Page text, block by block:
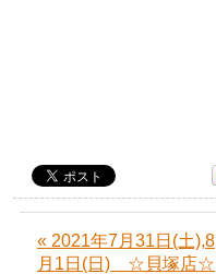
« 2021年7月31日(土),8
月1日(日) ☆貝塚店☆